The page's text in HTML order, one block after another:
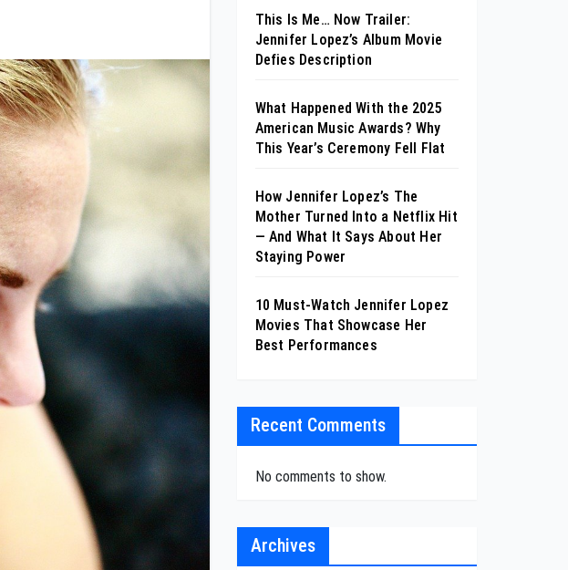
This Is Me… Now Trailer:
Jennifer Lopez’s Album Movie
Defies Description
What Happened With the 2025
American Music Awards? Why
This Year’s Ceremony Fell Flat
How Jennifer Lopez’s The
Mother Turned Into a Netflix Hit
— And What It Says About Her
Staying Power
10 Must-Watch Jennifer Lopez
Movies That Showcase Her
Best Performances
Recent Comments
No comments to show.
Archives